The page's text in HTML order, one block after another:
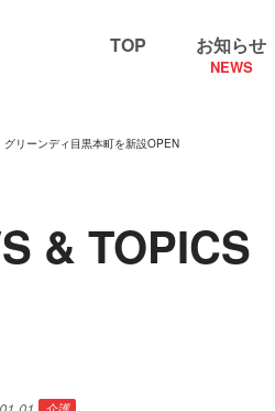
TOP お知らせ
NEWS
グリーンディ目黒本町を新設OPEN
& TOPICS